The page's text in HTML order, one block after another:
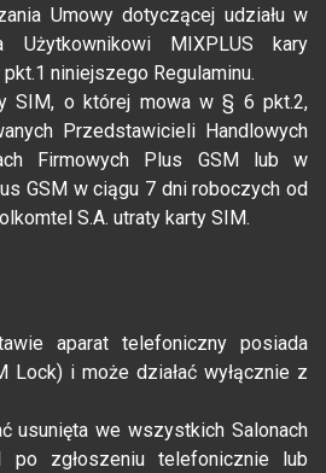
Umowy dotyczącej udziału w
Użytkownikowi MIXPLUS kary
niniejszego Regulaminu.
SIM, o której mowa w § 6 pkt.2,
Przedstawicieli Handlowych
Firmowych Plus GSM lub w
GSM w ciągu 7 dni roboczych od
S.A. utraty karty SIM.
aparat telefoniczny posiada
Lock) i może działać wyłącznie z
usunięta we wszystkich Salonach
po zgłoszeniu telefonicznie lub